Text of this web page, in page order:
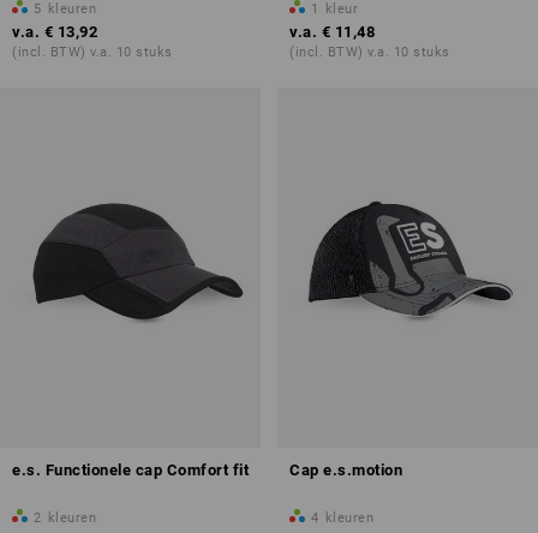
5 kleuren
v.a. € 13,92
(incl. BTW) v.a. 10 stuks
1 kleur
v.a. € 11,48
(incl. BTW) v.a. 10 stuks
e.s. Functionele cap Comfort fit
2 kleuren
Cap e.s.motion
4 kleuren